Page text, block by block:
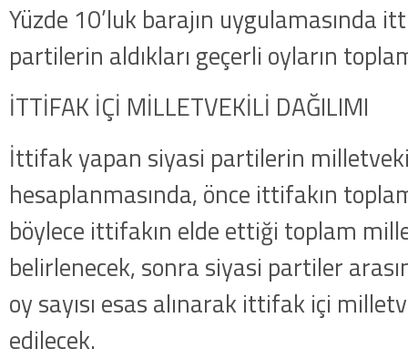
Yüzde 10’luk barajın uygulamasında
partilerin aldıkları geçerli oyların
İTTİFAK İÇİ MİLLETVEKİLİ DAĞILIMI
İttifak yapan siyasi partilerin
hesaplanmasında, önce ittifakın
böylece ittifakın elde ettiği toplam
belirlenecek, sonra siyasi partiler
oy sayısı esas alınarak ittifak içi
edilecek.